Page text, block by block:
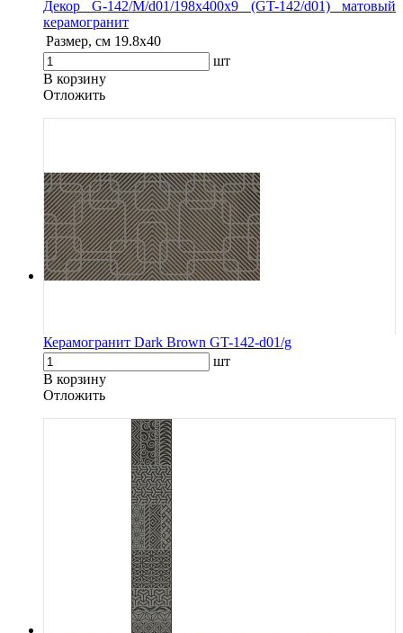
Декор G-142/M/d01/198x400x9 (GT-142/d01) матовый
керамогранит
Размер, см 19.8х40
шт
В корзину
Oтложить
Керамогранит Dark Brown GT-142-d01/g
шт
В корзину
Oтложить